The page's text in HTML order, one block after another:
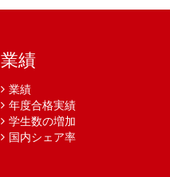
業績
業績
年度合格実績
学生数の増加
国内シェア率